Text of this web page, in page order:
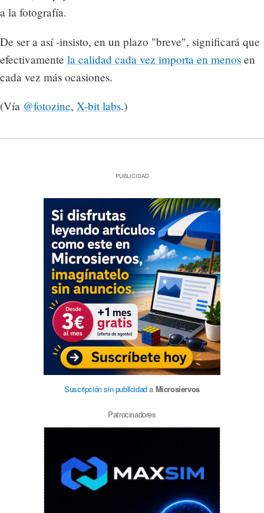
a la fotografía.
De ser a así -insisto, en un plazo "breve", significará que
efectivamente la calidad cada vez importa en menos en
cada vez más ocasiones.
(Vía @fotozine, X-bit labs.)
PUBLICIDAD
Suscripción sin publicidada Microsiervos
Patrocinadores